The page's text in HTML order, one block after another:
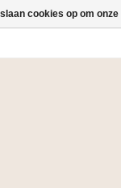
cookies op om